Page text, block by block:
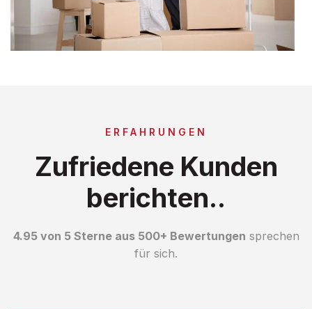
ERFAHRUNGEN
Zufriedene Kunden
berichten..
4.95 von 5 Sterne aus 500+ Bewertungen sprechen
für sich.